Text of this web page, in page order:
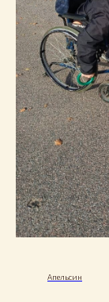
Апельсин